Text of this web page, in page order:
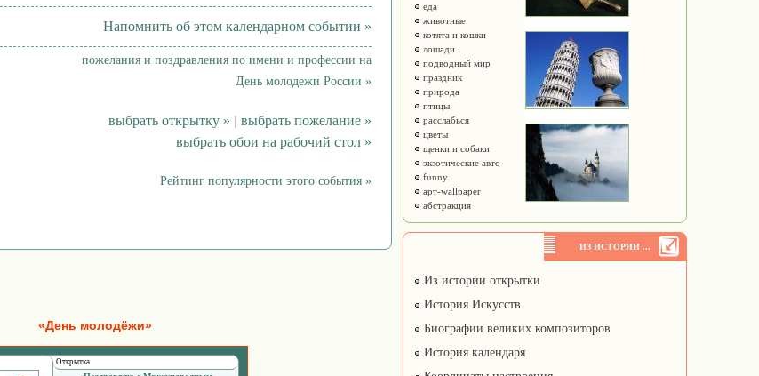
Напомнить об этом календарном событии »
пожелания и поздравления по имени и профессии на
День молодежи России »
выбрать открытку » | выбрать пожелание »
выбрать обои на рабочий стол »
Рейтинг популярности этого события »
«День молодёжи»
Открытка
еда
животные
котята и кошки
лошади
подводный мир
праздник
природа
птицы
расслабься
цветы
щенки и собаки
экзотические авто
funny
арт-wallpaper
абстракция
ИЗ ИСТОРИИ ...
Из истории открытки
История Искусств
Биографии великих композиторов
История календаря